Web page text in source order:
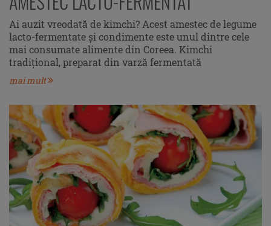
Ai auzit vreodată de kimchi? Acest amestec de legume
lacto-fermentate și condimente este unul dintre cele
mai consumate alimente din Coreea. Kimchi
tradițional, preparat din varză fermentată
mai mult